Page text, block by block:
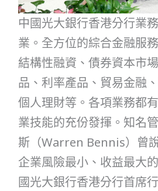
中國光大銀行香港分行業
業。全方位的綜合金融服
結構性融資、債券資本市
品、利率產品、貿易金融
個人理財等。各項業務都
業技能的充份發揮。知名
斯（Warren Bennis）曾
企業風險最小、收益最大
國光大銀行香港分行首席